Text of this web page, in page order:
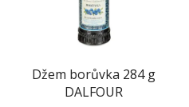
Džem borůvka 284 g
DALFOUR